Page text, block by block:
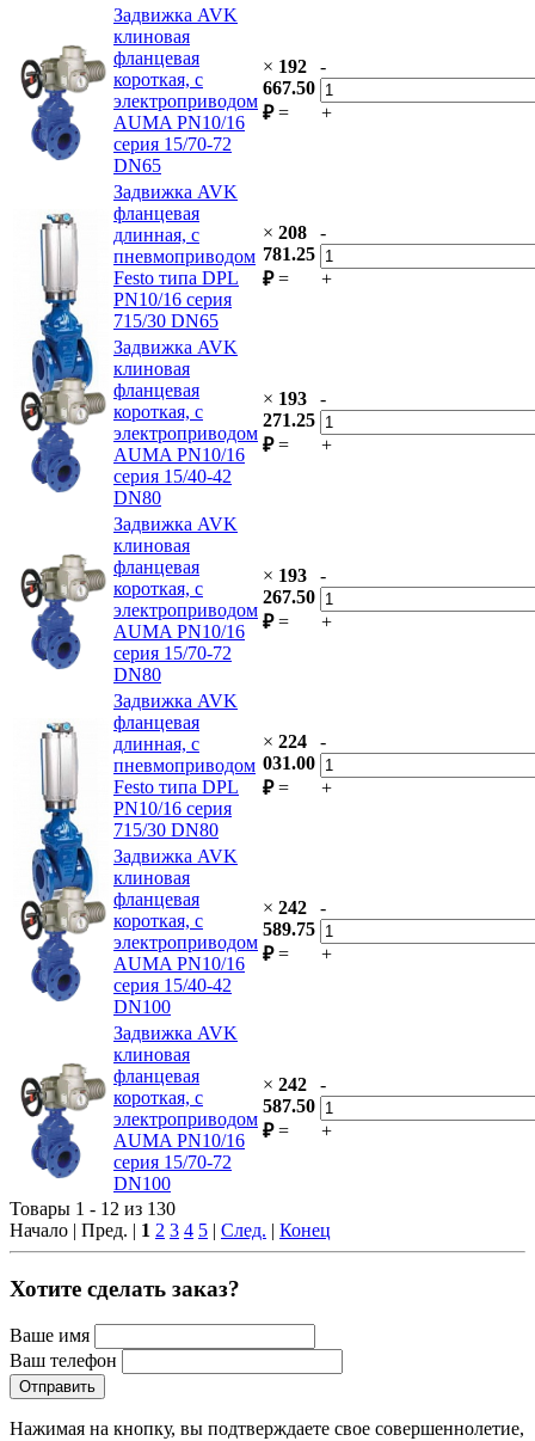
Задвижка AVK
клиновая
фланцевая
короткая, с
электроприводом
AUMA PN10/16
серия 15/70-72
DN65
× 192
667.50
₽ =
-
+
Задвижка AVK
фланцевая
длинная, с
пневмоприводом
Festo типа DPL
PN10/16 серия
715/30 DN65
× 208
781.25
₽ =
-
+
Задвижка AVK
клиновая
фланцевая
короткая, с
электроприводом
AUMA PN10/16
серия 15/40-42
DN80
× 193
271.25
₽ =
-
+
Задвижка AVK
клиновая
фланцевая
короткая, с
электроприводом
AUMA PN10/16
серия 15/70-72
DN80
× 193
267.50
₽ =
-
+
Задвижка AVK
фланцевая
длинная, с
пневмоприводом
Festo типа DPL
PN10/16 серия
715/30 DN80
× 224
031.00
₽ =
-
+
Задвижка AVK
клиновая
фланцевая
короткая, с
электроприводом
AUMA PN10/16
серия 15/40-42
DN100
× 242
589.75
₽ =
-
+
Задвижка AVK
клиновая
фланцевая
короткая, с
электроприводом
AUMA PN10/16
серия 15/70-72
DN100
× 242
587.50
₽ =
-
+
Товары 1 - 12 из 130
Начало | Пред. | 1 2 3 4 5 | След. | Конец
Хотите сделать заказ?
Ваше имя
Ваш телефон
Нажимая на кнопку, вы подтверждаете свое совершеннолетие,